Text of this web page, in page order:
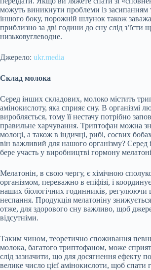
можуть виникнути проблеми із засипанням
іншого боку, порожній шлунок також
приблизно за дві години до сну слід з’їсти
низьковуглеводне.
Джерело: ukr.media
Склад молока
Серед інших складових, молоко містить
амінокислоту, яка сприяє сну. В організмі
виробляється, тому її нестачу потрібно
правильне харчування. Триптофан можна
молоці, а також в індичці, рибі, соєвих
він важливий для нашого організму? Серед
бере участь у виробництві гормону
Мелатонін, в свою чергу, є хімічною
організмом, переважно в епіфізі, і
наших біологічних годинників, регулюючи
неспання. Продукція мелатоніну
отже, для здорового сну важливо, щоб
відсутніми.
Таким чином, теоретично споживання
молока, багатого триптофаном, може
слід зазначити, що для досягнення ефекту
велике число цієї амінокислоти, щоб спати